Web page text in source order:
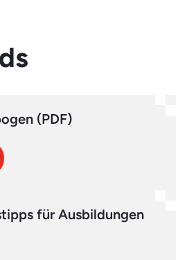
(PDF)
für Ausbildungen